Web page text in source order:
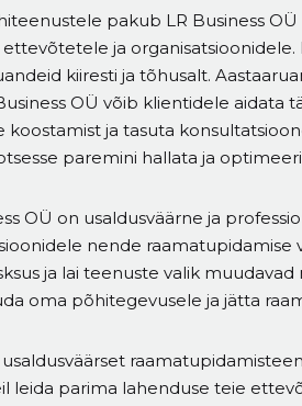
pakub LR Business
ja
kiiresti ja tõhusalt.
OÜ võib klientidele aidata
koostamist ja tasuta
paremini hallata ja
OÜ on usaldusväärne ja
nende raamatupidamise
ja lai teenuste valik muudavad
oma põhitegevusele ja jätta
leida parima lahenduse teie